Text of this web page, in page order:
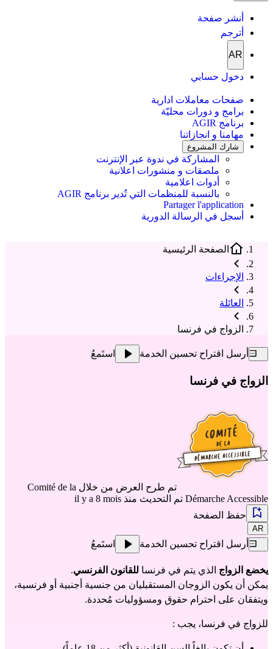
أنشر صفحة
أترجم
AR
دخول حسابي
صفحات معاملات ادارية
برامج و دورات محليّة
برنامج AGIR
مهامنا و انجازاتنا
شارك المشروع
المشاركة في ندوة عبر الإنترنت
ملصقات و منشورات اعلانية
أدوات اعلامية
بالنسبة للمنظمات التي تُدير برنامج AGIR
Partager l'application
أسجل في الرسالة الدورية
الصفحة الرئيسية
الإجراءات
العائلة
الزواج في فرنسا
أرسل اقتراح تحسين الخدمة استَمعُ
الزواج في فرنسا
تم طرح العرض من خلال Comité de la
Démarche Accessible تم التحديث منذ il y a 8 mois
حفظ الصفحة
AR
أرسل اقتراح تحسين الخدمة استَمعُ
يخضع الزواج الذي يتم في فرنسا للقانون الفرنسي.
ويتفقان على احترام حقوق ومسؤوليات مُحددة.
للزواج في فرنسا، يجب :